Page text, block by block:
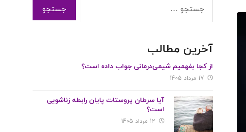
آخرین مطالب
از کجا بفهمیم شیمی‌درمانی جواب داده است؟
17 مرداد 1405
آیا سرطان پروستات پایان رابطه زناشویی
است؟
12 مرداد 1405